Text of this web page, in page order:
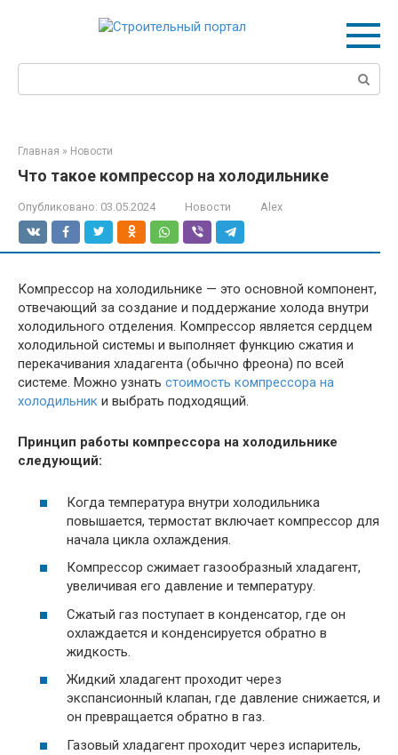
Поиск:
Главная » Новости
Что такое компрессор на холодильнике
Опубликовано: 03.05.2024 Новости Alex
Компрессор на холодильнике — это основной компонент,
отвечающий за создание и поддержание холода внутри
холодильного отделения. Компрессор является сердцем
холодильной системы и выполняет функцию сжатия и
перекачивания хладагента (обычно фреона) по всей
системе. Можно узнать стоимость компрессора на
холодильник и выбрать подходящий.
Принцип работы компрессора на холодильнике
следующий:
Когда температура внутри холодильника
повышается, термостат включает компрессор для
начала цикла охлаждения.
Компрессор сжимает газообразный хладагент,
увеличивая его давление и температуру.
Сжатый газ поступает в конденсатор, где он
охлаждается и конденсируется обратно в
жидкость.
Жидкий хладагент проходит через
экспансионный клапан, где давление снижается, и
он превращается обратно в газ.
Газовый хладагент проходит через испаритель,